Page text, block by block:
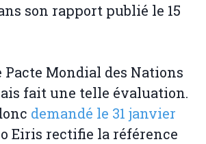
son rapport publié le 15
Pacte Mondial des Nations
fait une telle évaluation.
demandé le 31 janvier
Eiris rectifie la référence